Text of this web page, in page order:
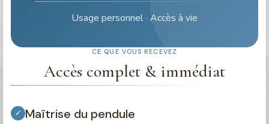
Usage personnel · Accès à vie
CE QUE VOUS RECEVEZ
Accès complet & immédiat
✓ Maîtrise du pendule